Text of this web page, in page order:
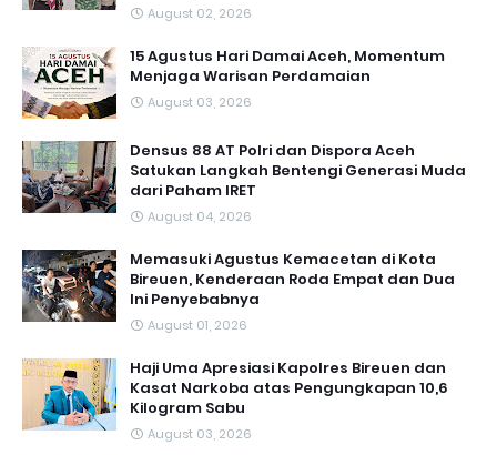
August 02, 2026
15 Agustus Hari Damai Aceh, Momentum
Menjaga Warisan Perdamaian
August 03, 2026
Densus 88 AT Polri dan Dispora Aceh
Satukan Langkah Bentengi Generasi Muda
dari Paham IRET
August 04, 2026
Memasuki Agustus Kemacetan di Kota
Bireuen, Kenderaan Roda Empat dan Dua
Ini Penyebabnya
August 01, 2026
Haji Uma Apresiasi Kapolres Bireuen dan
Kasat Narkoba atas Pengungkapan 10,6
Kilogram Sabu
August 03, 2026